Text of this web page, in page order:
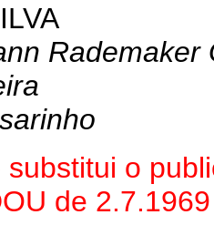
Rademaker
substitui o
de 2.7.1969